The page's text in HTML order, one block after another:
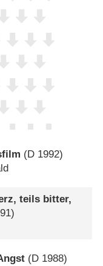
(D 1992)
teils bitter,
(D 1988)